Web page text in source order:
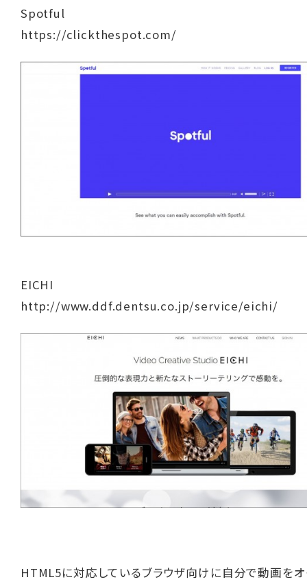
Spotful
https://clickthespot.com/
EICHI
http://www.ddf.dentsu.co.jp/service/eichi/
HTML5に対応しているブラウザ向けに自分で動画をオ